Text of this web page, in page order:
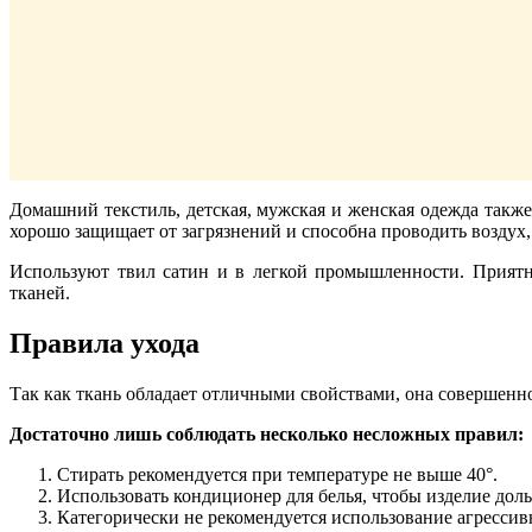
Домашний текстиль, детская, мужская и женская одежда
хорошо защищает от загрязнений и способна проводить
Используют твил сатин и в легкой промышленности.
тканей.
Правила ухода
Так как ткань обладает отличными свойствами, она
Достаточно лишь соблюдать несколько несложных правил:
Стирать рекомендуется при температуре не выше 40°.
Использовать кондиционер для белья, чтобы изделие
Категорически не рекомендуется использование